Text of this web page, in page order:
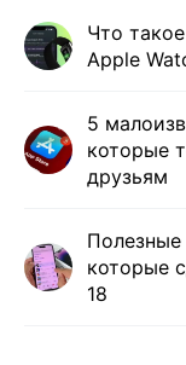
Что
Apple
5
которые
друзьям
которые
18